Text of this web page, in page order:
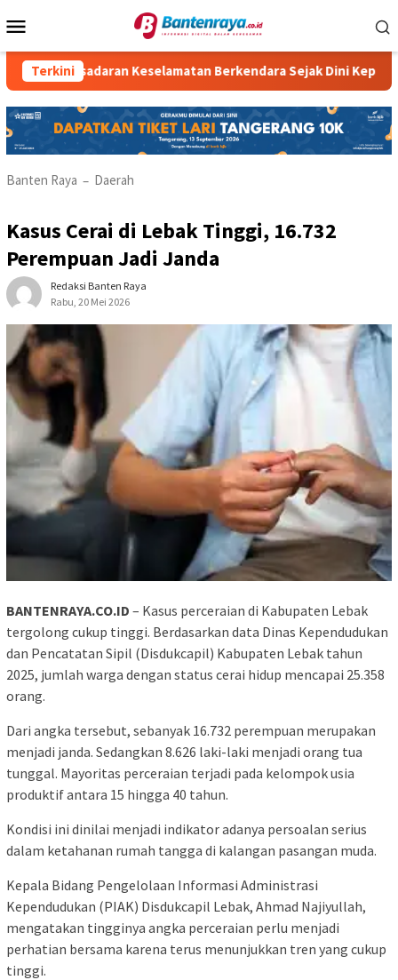
ke
Mobile
TerkiniKeselamatan Berkendara Sejak Dini Kepada Siswa
Banten Raya – Daerah
Kasus Cerai di Lebak Tinggi, 16.732
Perempuan Jadi Janda
Redaksi Banten Raya
Rabu, 20 Mei 2026
BANTENRAYA.CO.ID – Kasus perceraian di Kabupaten Lebak
tergolong cukup tinggi. Berdasarkan data Dinas Kependudukan
dan Pencatatan Sipil (Disdukcapil) Kabupaten Lebak tahun
2025, jumlah warga dengan status cerai hidup mencapai 25.358
orang.
Dari angka tersebut, sebanyak 16.732 perempuan merupakan
menjadi janda. Sedangkan 8.626 laki-laki menjadi orang tua
tunggal. Mayoritas perceraian terjadi pada kelompok usia
produktif antara 15 hingga 40 tahun.
Kondisi ini dinilai menjadi indikator adanya persoalan serius
dalam ketahanan rumah tangga di kalangan pasangan muda.
Kepala Bidang Pengelolaan Informasi Administrasi
Kependudukan (PIAK) Disdukcapil Lebak, Ahmad Najiyullah,
mengatakan tingginya angka perceraian perlu menjadi
perhatian bersama karena terus menunjukkan tren yang cukup
tinggi.